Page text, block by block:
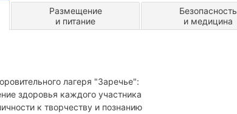
Размещение
и питание
Безопасность
и медицина
лагеря "Заречье":
здоровья каждого участника
к творчеству и познанию